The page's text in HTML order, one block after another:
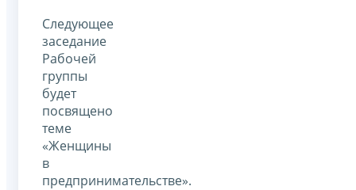
Следующее
заседание
Рабочей
группы
будет
посвящено
теме
«Женщины
в
предпринимательстве».